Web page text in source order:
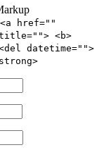
<a href=""
<b>
datetime="">